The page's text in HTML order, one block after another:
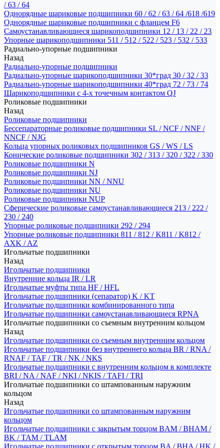
/ 63 / 64
Однорядные шариковые подшипники 60 / 62 / 63 / 64 /618 /619
Однорядные шариковые подшипники с фланцем F6
Самоустанавливающиеся шарикоподшипники 12 / 13 / 22 / 23
Упорные шарикоподшипники 511 / 512 / 522 / 523 / 532 / 533
Радиально-упорные подшипники
Назад
Радиально-упорные подшипники
Радиально-упорные шарикоподшипники 30*град 30 / 32 / 33
Радиально-упорные шарикоподшипники 40*град 72 / 73 / 74
Шарикоподшипники с 4-х точечным контактом QJ
Роликовые подшипники
Назад
Роликовые подшипники
Бессепараторные роликовые подшипники SL / NCF / NNF /
NNCF / NJG
Кольца упорных роликовых подшипников GS / WS / LS
Конические роликовые подшипники 302 / 313 / 320 / 322 / 330
Роликовые подшипники N
Роликовые подшипники NJ
Роликовые подшипники NN / NNU
Роликовые подшипники NU
Роликовые подшипники NUP
Сферические роликовые самоустанавливающиеся 213 / 222 /
230 / 240
Упорные роликовые подшипники 292 / 294
Упорные роликовые подшипники 811 / 812 / K811 / K812 /
AXK / AZ
Игольчатые подшипники
Назад
Игольчатые подшипники
Внутренние кольца IR / LR
Игольчатые муфты типа HF / HFL
Игольчатые подшипники (сепаратор) K / KT
Игольчатые подшипники комбинированного типа
Игольчатые подшипники самоустанавливающиеся RPNA
Игольчатые подшипники со съемным внутренним кольцом
Назад
Игольчатые подшипники со съемным внутренним кольцом
Игольчатые подшипники без внутреннего кольца BR / RNA /
RNAF / TAF / TR / NK / NKS
Игольчатые подшипники с внутренним кольцом в комплекте
BRI / NA / NAF / NKI / NKIS / TAFI / TRI
Игольчатые подшипники со штампованным наружним
кольцом
Назад
Игольчатые подшипники со штампованным наружним
кольцом
Игольчатые подшипники с закрытым торцом BAM / BHAM /
BK / TAM / TLAM
Игольчатые подшипники с открытым торцом BA / BHA / HK /